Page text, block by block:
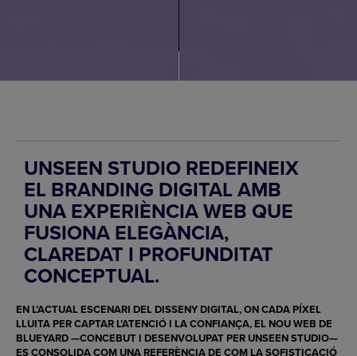
UNSEEN STUDIO REDEFINEIX
EL BRANDING DIGITAL AMB
UNA EXPERIÈNCIA WEB QUE
FUSIONA ELEGÀNCIA,
CLAREDAT I PROFUNDITAT
CONCEPTUAL.
EN L’ACTUAL ESCENARI DEL DISSENY DIGITAL, ON CADA PÍXEL
LLUITA PER CAPTAR L’ATENCIÓ I LA CONFIANÇA, EL NOU WEB DE
BLUEYARD—CONCEBUT I DESENVOLUPAT PER UNSEEN STUDIO—
ES CONSOLIDA COM UNA REFERÈNCIA DE COM LA SOFISTICACIÓ